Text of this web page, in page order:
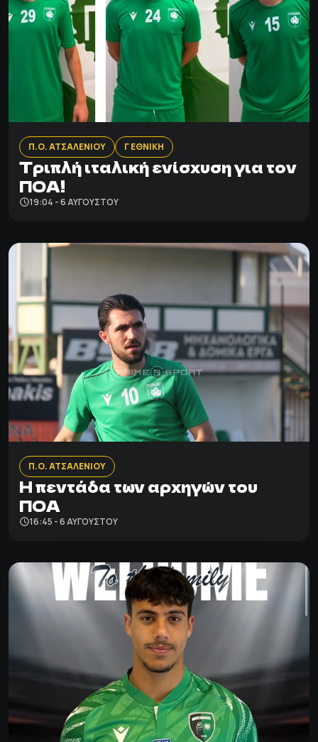
Π.Ο. ΑΤΣΑΛΕΝΙΟΥ Γ ΕΘΝΙΚΗ
Τριπλή ιταλική ενίσχυση για τον
ΠΟΑ!
19:04 - 6 ΑΥΓΟΎΣΤΟΥ
Π.Ο. ΑΤΣΑΛΕΝΙΟΥ
Η πεντάδα των αρχηγών του
ΠΟΑ
16:45 - 6 ΑΥΓΟΎΣΤΟΥ